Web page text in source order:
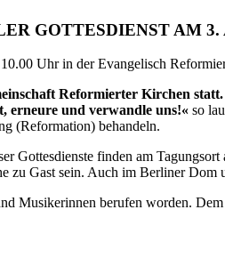
GOTTESDIENST AM 3.
Uhr in der Evangelisch
Reformierter Kirchen statt.
erneure und verwandle uns!« so
(Reformation) behandeln.
Gottesdienste finden am
Gast sein. Auch im Berliner Dom
Musikerinnen berufen worden.